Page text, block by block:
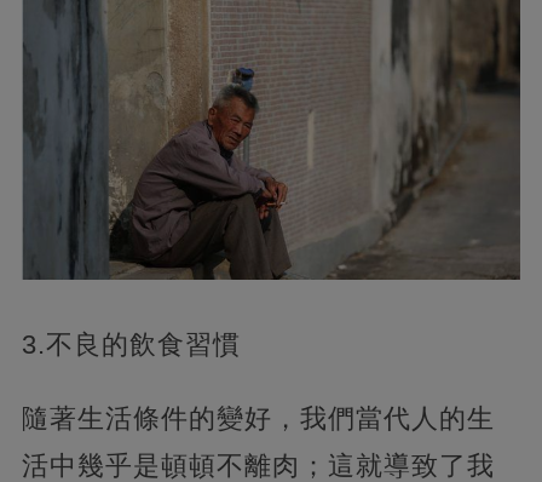
3.不良的飲食習慣
隨著生活條件的變好，我們當代人的生
活中幾乎是頓頓不離肉；這就導致了我